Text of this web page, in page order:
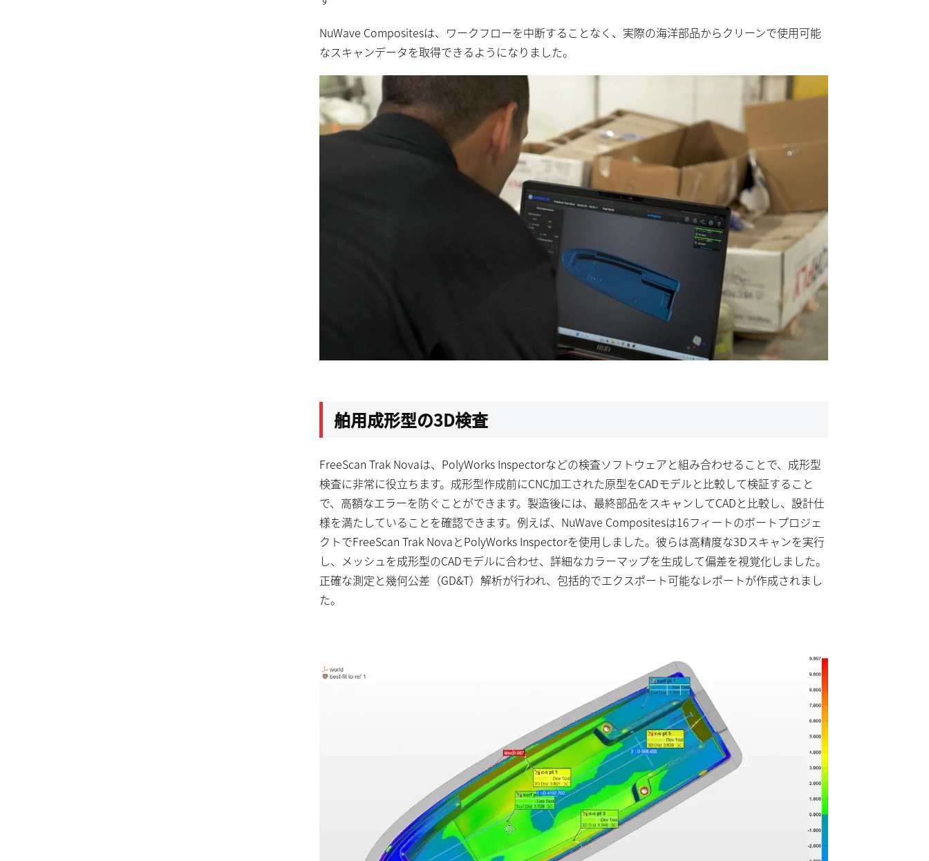
NuWave Compositesは、ワークフローを中断することなく、実際の海洋部品からクリーンで使用可能
なスキャンデータを取得できるようになりました。
舶用成形型の3D検査
FreeScan Trak Novaは、PolyWorks Inspectorなどの検査ソフトウェアと組み合わせることで、成形型
検査に非常に役立ちます。成形型作成前にCNC加工された原型をCADモデルと比較して検証すること
で、高額なエラーを防ぐことができます。製造後には、最終部品をスキャンしてCADと比較し、設計仕
様を満たしていることを確認できます。例えば、NuWave Compositesは16フィートのボートプロジェ
クトでFreeScan Trak NovaとPolyWorks Inspectorを使用しました。彼らは高精度な3Dスキャンを実行
し、メッシュを成形型のCADモデルに合わせ、詳細なカラーマップを生成して偏差を視覚化しました。
正確な測定と幾何公差（GD&T）解析が行われ、包括的でエクスポート可能なレポートが作成されまし
た。